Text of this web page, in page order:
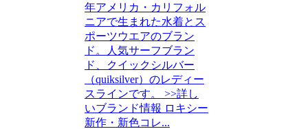
年アメリカ・カリフォル
ニアで生まれた水着とス
ポーツウエアのブラン
ド。人気サーフブラン
ド、クイックシルバー
（quiksilver）のレディー
スラインです。 >>詳し
いブランド情報 ロキシー
新作・新色コレ...